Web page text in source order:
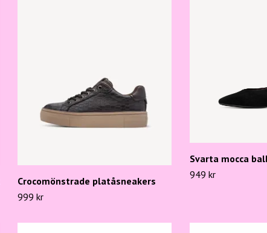
Crocomönstrade platåsneakers
999 kr
Svarta mocca
949 kr